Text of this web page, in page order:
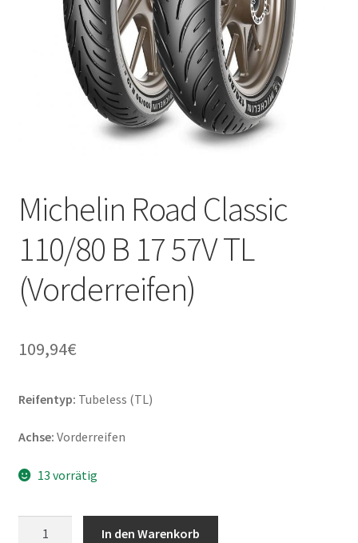
Michelin Road Classic
110/80 B 17 57V TL
(Vorderreifen)
109,94€
Reifentyp: Tubeless (TL)
Achse: Vorderreifen
13 vorrätig
In den Warenkorb